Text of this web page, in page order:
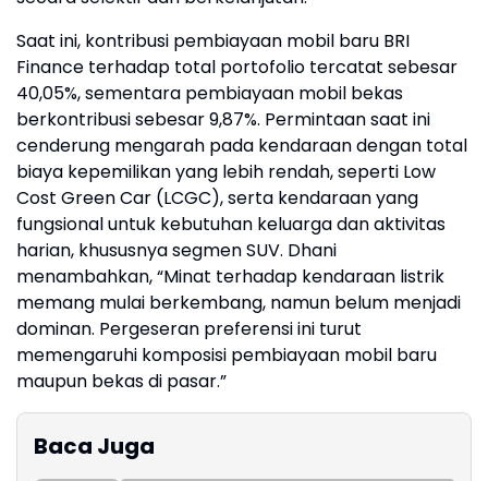
Saat ini, kontribusi pembiayaan mobil baru BRI
Finance terhadap total portofolio tercatat sebesar
40,05%, sementara pembiayaan mobil bekas
berkontribusi sebesar 9,87%. Permintaan saat ini
cenderung mengarah pada kendaraan dengan total
biaya kepemilikan yang lebih rendah, seperti Low
Cost Green Car (LCGC), serta kendaraan yang
fungsional untuk kebutuhan keluarga dan aktivitas
harian, khususnya segmen SUV. Dhani
menambahkan, “Minat terhadap kendaraan listrik
memang mulai berkembang, namun belum menjadi
dominan. Pergeseran preferensi ini turut
memengaruhi komposisi pembiayaan mobil baru
maupun bekas di pasar.”
Baca Juga